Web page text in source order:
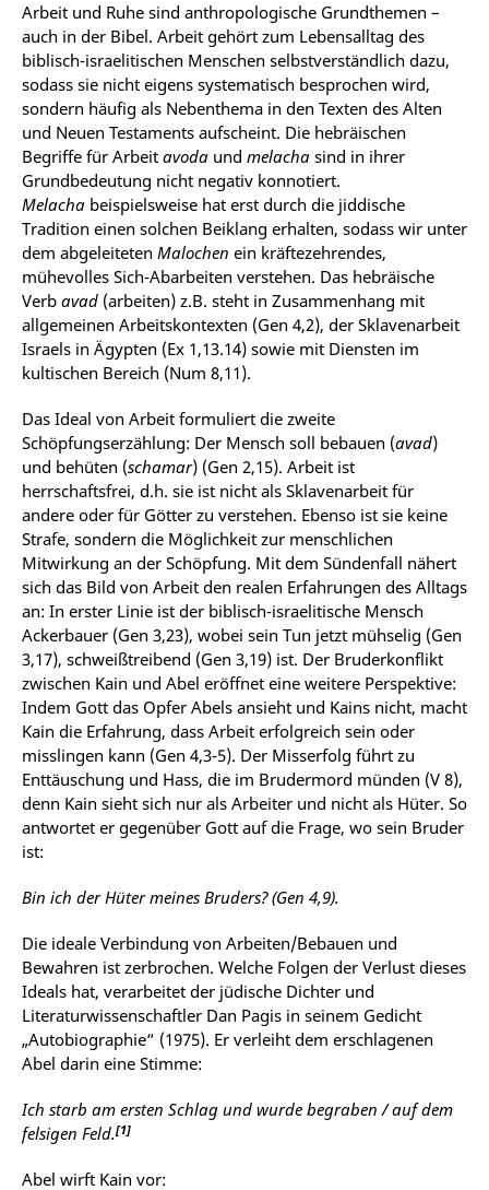
Arbeit und Ruhe sind anthropologische Grundthemen –
auch in der Bibel. Arbeit gehört zum Lebensalltag des
biblisch-israelitischen Menschen selbstverständlich dazu,
sodass sie nicht eigens systematisch besprochen wird,
sondern häufig als Nebenthema in den Texten des Alten
und Neuen Testaments aufscheint. Die hebräischen
Begriffe für Arbeit avoda und melacha sind in ihrer
Grundbedeutung nicht negativ konnotiert.
Melacha beispielsweise hat erst durch die jiddische
Tradition einen solchen Beiklang erhalten, sodass wir unter
dem abgeleiteten Malochen ein kräftezehrendes,
mühevolles Sich-Abarbeiten verstehen. Das hebräische
Verb avad (arbeiten) z.B. steht in Zusammenhang mit
allgemeinen Arbeitskontexten (Gen 4,2), der Sklavenarbeit
Israels in Ägypten (Ex 1,13.14) sowie mit Diensten im
kultischen Bereich (Num 8,11).
Das Ideal von Arbeit formuliert die zweite
Schöpfungserzählung: Der Mensch soll bebauen (avad)
und behüten (schamar) (Gen 2,15). Arbeit ist
herrschaftsfrei, d.h. sie ist nicht als Sklavenarbeit für
andere oder für Götter zu verstehen. Ebenso ist sie keine
Strafe, sondern die Möglichkeit zur menschlichen
Mitwirkung an der Schöpfung. Mit dem Sündenfall nähert
sich das Bild von Arbeit den realen Erfahrungen des Alltags
an: In erster Linie ist der biblisch-israelitische Mensch
Ackerbauer (Gen 3,23), wobei sein Tun jetzt mühselig (Gen
3,17), schweißtreibend (Gen 3,19) ist. Der Bruderkonflikt
zwischen Kain und Abel eröffnet eine weitere Perspektive:
Indem Gott das Opfer Abels ansieht und Kains nicht, macht
Kain die Erfahrung, dass Arbeit erfolgreich sein oder
misslingen kann (Gen 4,3-5). Der Misserfolg führt zu
Enttäuschung und Hass, die im Brudermord münden (V 8),
denn Kain sieht sich nur als Arbeiter und nicht als Hüter. So
antwortet er gegenüber Gott auf die Frage, wo sein Bruder
ist:
Bin ich der Hüter meines Bruders? (Gen 4,9).
Die ideale Verbindung von Arbeiten/Bebauen und
Bewahren ist zerbrochen. Welche Folgen der Verlust dieses
Ideals hat, verarbeitet der jüdische Dichter und
Literaturwissenschaftler Dan Pagis in seinem Gedicht
„Autobiographie“ (1975). Er verleiht dem erschlagenen
Abel darin eine Stimme:
Ich starb am ersten Schlag und wurde begraben / auf dem
felsigen Feld.[1]
Abel wirft Kain vor: